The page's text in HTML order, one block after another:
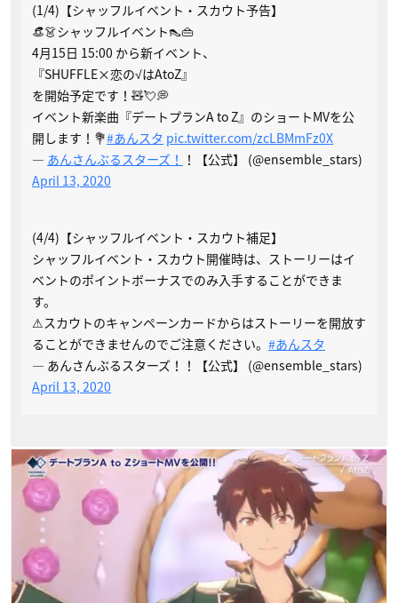
(1/4)【シャッフルイベント・スカウト予告】
👒👗シャッフルイベント👠👜
4月15日 15:00 から新イベント、
『SHUFFLE×恋の√はAtoZ』
を開始予定です！🧸💘💭
イベント新楽曲『デートプランA to Z』のショートMVを公
開します！💐#あんスタ pic.twitter.com/zcLBMmFz0X
— あんさんぶるスターズ！ ！【公式】 (@ensemble_stars)
April 13, 2020
(4/4)【シャッフルイベント・スカウト補足】
シャッフルイベント・スカウト開催時は、ストーリーはイ
ベントのポイントボーナスでのみ入手することができま
す。
⚠スカウトのキャンペーンカードからはストーリーを開放す
ることができませんのでご注意ください。 #あんスタ
— あんさんぶるスターズ！！【公式】 (@ensemble_stars)
April 13, 2020